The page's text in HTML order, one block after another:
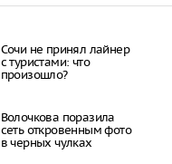
Сочи не принял лайнер
с туристами: что
произошло?
Волочкова поразила
сеть откровенным фото
в черных чулках